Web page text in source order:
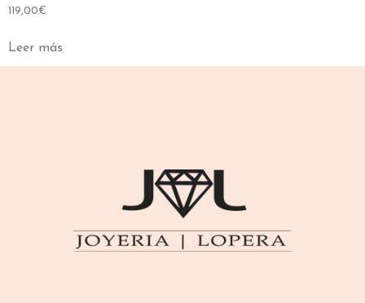
119,00€
Leer más